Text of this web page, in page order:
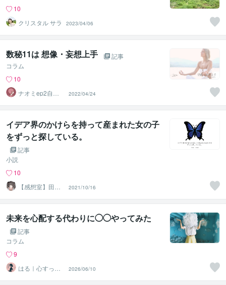
10
クリスタル サラ
2023/04/06
数秘11は 想像・妄想上手
記事
コラム
10
ナオミep2自分
を知って楽に生
きる
2022/04/24
イデア界のかけらを持って産まれた女の子
をずっと探している。
記事
小説
10
【感想室】田中
雅臣
2021/10/16
未来を心配する代わりに◯◯やってみた
記事
コラム
9
はる｜心すっき
り。考えごと整
理サポーター
2026/06/10